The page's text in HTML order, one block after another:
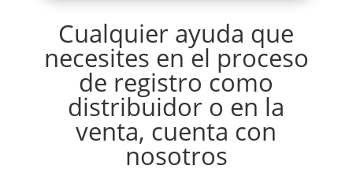
Cualquier ayuda que
necesites en el proceso
de registro como
distribuidor o en la
venta, cuenta con
nosotros